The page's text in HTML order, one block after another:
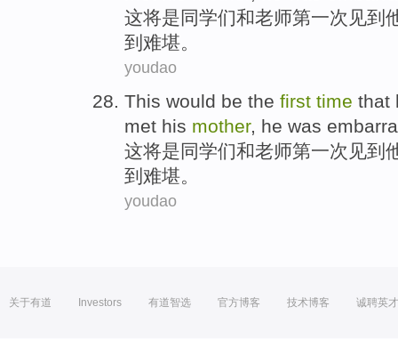
这将是同学们和老师第一次 见到
到 难堪。
youdao
This would be the first time that
met his mother, he was
这将是同学们和老师第一次 见到
到难堪。
youdao
关于有道 Investors 有道智选 官方博客 技术博客 诚聘英才